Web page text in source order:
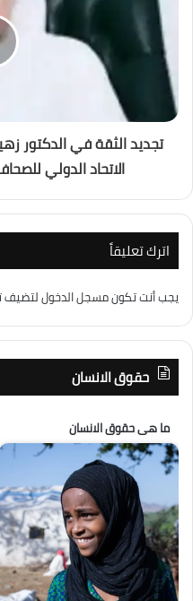
تجديد الثقة في الدكتور
الاتحاد الدولي
اترك تعليقاً
يجب أنت تكونمسجل الدخوللتضيف
حقوق الانسان
ما هى حقوق الانسان